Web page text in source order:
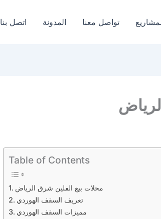
تواصل معنا المدونة اتصل بنا
Table of Contents
محلات بيع الفلين شرق الرياض
تعريف السقف الهوردي
مميزات السقف الهوردي